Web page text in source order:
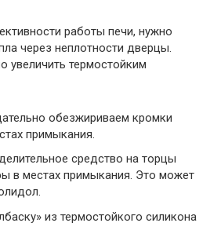
работы печи, нужно
через неплотности дверцы.
увеличить термостойким
обезжириваем кромки
примыкания.
средство на торцы
в местах примыкания. Это может
из термостойкого силикона